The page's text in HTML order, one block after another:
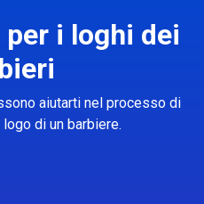
i loghi dei
aiutarti nel processo di
di un barbiere.